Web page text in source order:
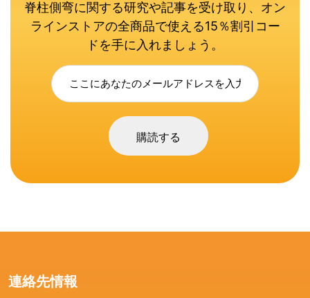
脊柱側弯に関する研究や記事を受け取り、オン
ラインストアの全商品で使える15％割引コー
ドを手に入れましょう。
購読する
連絡先情報